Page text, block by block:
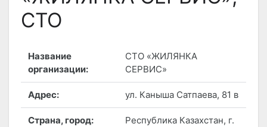
СТО
Название
организации:
СТО «ЖИЛЯНКА
СЕРВИС»
Адрес: ул. Каныша Сатпаева, 81 в
Страна, город:
Республика Казахстан, г.